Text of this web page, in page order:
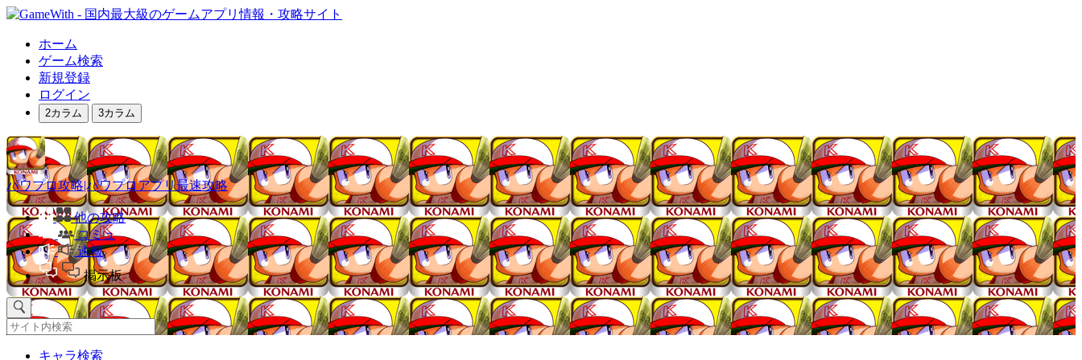
ホーム
ゲーム検索
新規登録
ログイン
2カラム 3カラム
パワプロ攻略|パワプロアプリ最速攻略
他の攻略
コミュ
速報
掲示板
キャラ検索